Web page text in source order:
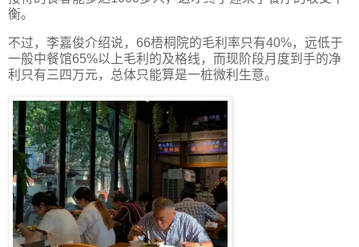
衡。
不过，李嘉俊介绍说，66梧桐院的毛利率只有40%，远低于
一般中餐馆65%以上毛利的及格线，而现阶段月度到手的净
利只有三四万元，总体只能算是一桩微利生意。